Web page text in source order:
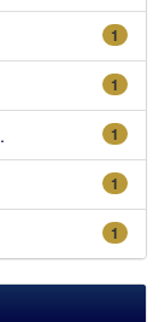
1
1
1
1
1